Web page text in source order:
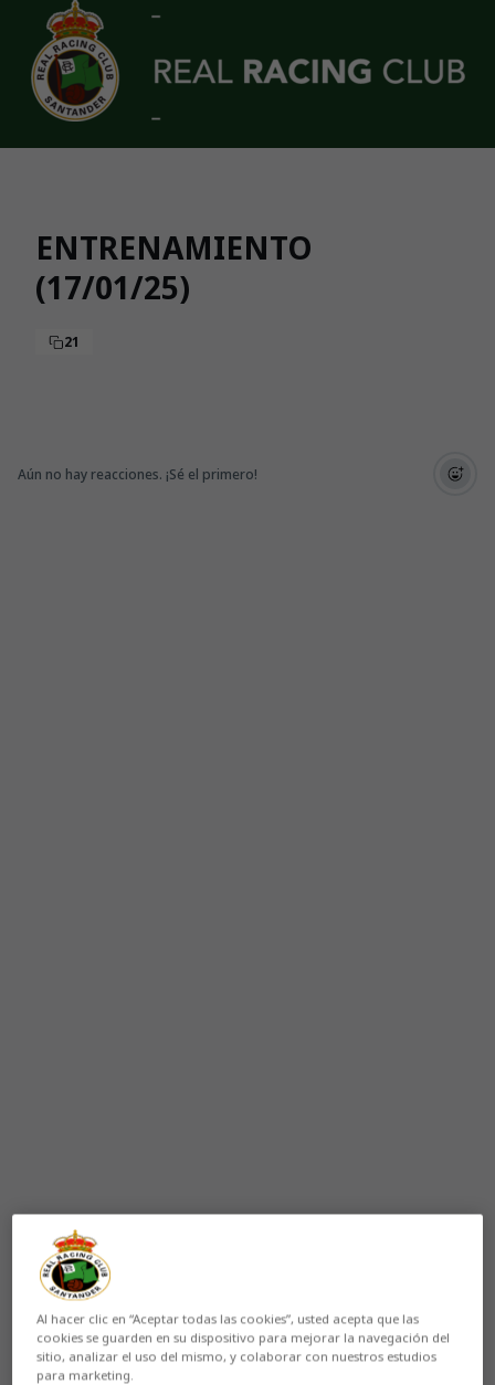
Skip to main content
ENTRENAMIENTO
(17/01/25)
21
Aún no hay reacciones. ¡Sé el primero!
Al hacer clic en “Aceptar todas las cookies”, usted acepta que las
cookies se guarden en su dispositivo para mejorar la navegación del
sitio, analizar el uso del mismo, y colaborar con nuestros estudios
para marketing.